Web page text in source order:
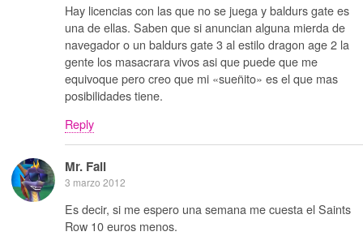
Hay licencias con las que no se juega y baldurs gate es
una de ellas. Saben que si anuncian alguna mierda de
navegador o un baldurs gate 3 al estilo dragon age 2 la
gente los masacrara vivos asi que puede que me
equivoque pero creo que mi «sueñito» es el que mas
posibilidades tiene.
Reply
Mr. Fail
3 marzo 2012
Es decir, si me espero una semana me cuesta el Saints
Row 10 euros menos.